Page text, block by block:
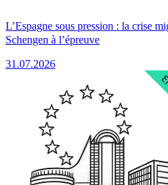
L’Espagne sous pression : la crise
Schengen à l’épreuve
31.07.2026